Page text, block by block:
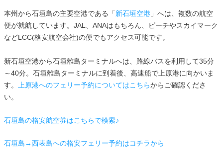
本州から石垣島の主要空港である「新石垣空港 」へは、複数の航空
便が就航しています。JAL、ANAはもちろん、ピーチやスカイマーク
などLCC(格安航空会社)の便でもアクセス可能です。
新石垣空港から石垣離島ターミナルへは、路線バスを利用して35分
～40分。石垣離島ターミナルに到着後、高速船で上原港に向かいま
す。 上原港へのフェリー予約についてはこちらからご確認くださ
い。
石垣島の格安航空券はこちらで検索♪
石垣島→西表島への格安フェリー予約はコチラから